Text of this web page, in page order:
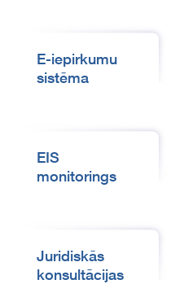
E-iepirkumu
sistēma
EIS
monitorings
Juridiskās
konsultācijas